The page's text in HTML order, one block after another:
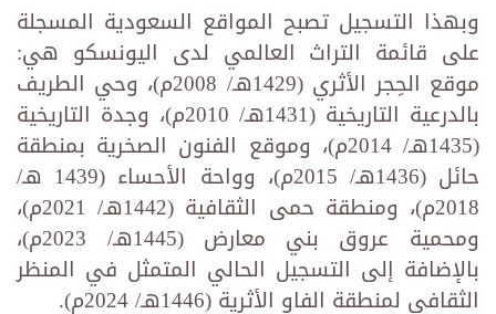
وبهذا التسجيل تصبح المواقع السعودية المسجلة
على قائمة التراث العالمي لدى اليونسكو هي:
موقع الحِجر الأثري (1429هـ/ 2008م)، وحي الطريف
بالدرعية التاريخية (1431هـ/ 2010م)، وجدة التاريخية
(1435هـ/ 2014م)، وموقع الفنون الصخرية بمنطقة
حائل (1436هـ/ 2015م)، وواحة الأحساء (1439 هـ/
2018م)، ومنطقة حمى الثقافية (1442هـ/ 2021م)،
ومحمية عروق بني معارض (1445هـ/ 2023م)،
بالإضافة إلى التسجيل الحالي المتمثل في المنظر
الثقافي لمنطقة الفاو الأثرية (1446هـ/ 2024م).